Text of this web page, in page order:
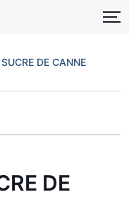
DE CANNE
DE